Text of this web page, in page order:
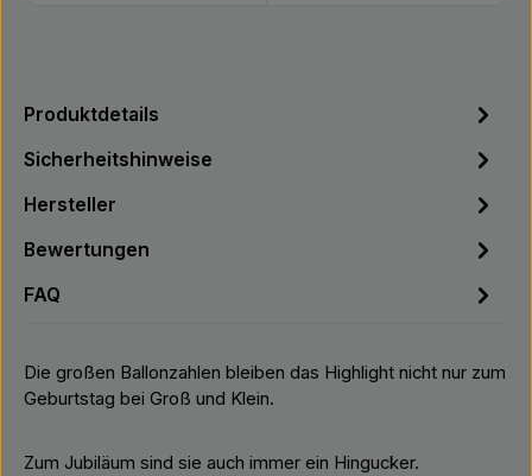
Produktdetails
Sicherheitshinweise
Hersteller
Bewertungen
FAQ
Die großen Ballonzahlen bleiben das Highlight nicht nur zum
Geburtstag bei Groß und Klein.
Zum Jubiläum sind sie auch immer ein Hingucker.